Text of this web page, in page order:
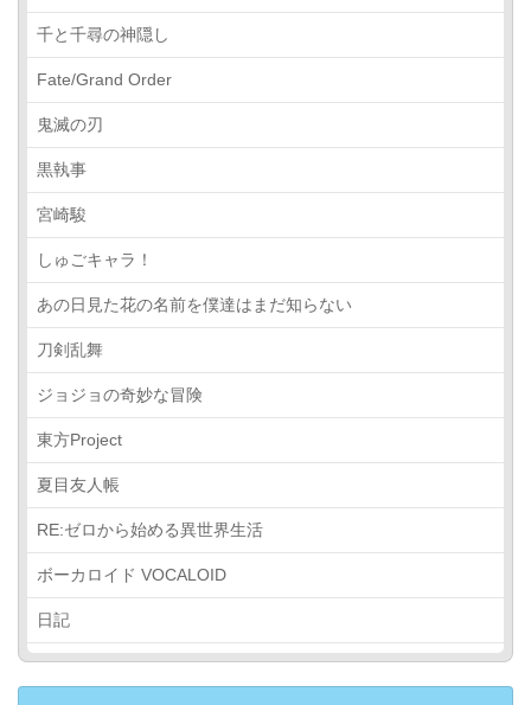
千と千尋の神隠し
Fate/Grand Order
鬼滅の刃
黒執事
宮崎駿
しゅごキャラ！
あの日見た花の名前を僕達はまだ知らない
刀剣乱舞
ジョジョの奇妙な冒険
東方Project
夏目友人帳
RE:ゼロから始める異世界生活
ボーカロイド VOCALOID
日記